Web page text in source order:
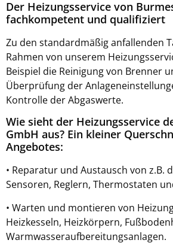
Der Heizungsservice von
fachkompetent und qualifiziert
Zu den standardmäßig anfallenden
Rahmen von unserem
Beispiel die Reinigung von Brenner
Überprüfung der
Kontrolle der Abgaswerte.
Wie sieht der Heizungsservice
GmbH aus? Ein kleiner
Angebotes:
• Reparatur und Austausch von z.B.
Sensoren, Reglern, Thermostaten
• Warten und montieren von
Heizkesseln, Heizkörpern,
Warmwasseraufbereitungsanlagen.